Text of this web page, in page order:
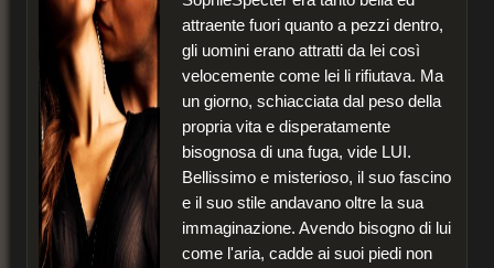
attraente fuori quanto a pezzi dentro,
gli uomini erano attratti da lei così
velocemente come lei li rifiutava. Ma
un giorno, schiacciata dal peso della
propria vita e disperatamente
bisognosa di una fuga, vide LUI.
Bellissimo e misterioso, il suo fascino
e il suo stile andavano oltre la sua
immaginazione. Avendo bisogno di lui
come l'aria, cadde ai suoi piedi non